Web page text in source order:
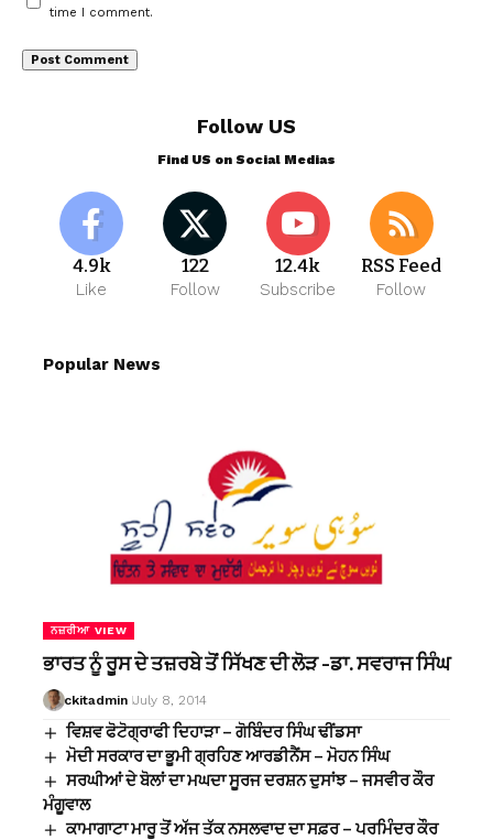
time I comment.
Follow US
Find US on Social Medias
4.9k
Like
122
Follow
12.4k
Subscribe
RSS Feed
Follow
Popular News
ਨਜ਼ਰੀਆ VIEW
ਭਾਰਤ ਨੂੰ ਰੂਸ ਦੇ ਤਜ਼ਰਬੇ ਤੋਂ ਸਿੱਖਣ ਦੀ ਲੋੜ -ਡਾ. ਸਵਰਾਜ ਸਿੰਘ
ckitadmin July 8, 2014
ਵਿਸ਼ਵ ਫੋਟੋਗ੍ਰਾਫੀ ਦਿਹਾੜਾ – ਗੋਬਿੰਦਰ ਸਿੰਘ ਢੀਂਡਸਾ
ਮੋਦੀ ਸਰਕਾਰ ਦਾ ਭੂਮੀ ਗ੍ਰਹਿਣ ਆਰਡੀਨੈਂਸ – ਮੋਹਨ ਸਿੰਘ
ਸਰਘੀਆਂ ਦੇ ਬੋਲਾਂ ਦਾ ਮਘਦਾ ਸੂਰਜ ਦਰਸ਼ਨ ਦੁਸਾਂਝ – ਜਸਵੀਰ ਕੌਰ
ਮੰਗੂਵਾਲ
ਕਾਮਾਗਾਟਾ ਮਾਰੂ ਤੋਂ ਅੱਜ ਤੱਕ ਨਸਲਵਾਦ ਦਾ ਸਫ਼ਰ – ਪਰਮਿੰਦਰ ਕੌਰ